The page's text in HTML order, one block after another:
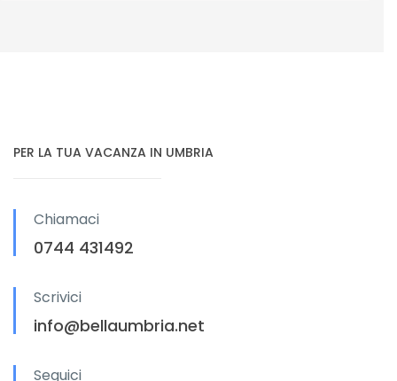
PER LA TUA VACANZA IN UMBRIA
Chiamaci
0744 431492
Scrivici
info@bellaumbria.net
Seguici